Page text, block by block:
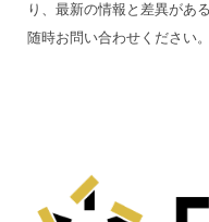
り、最新の情報と差異があ
随時お問い合わせください。